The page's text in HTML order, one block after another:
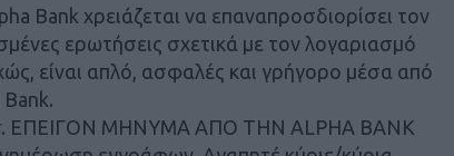
Bank χρειάζεται να επαναπροσδιορίσει τον
ερωτήσεις σχετικά με τον λογαριασμό
είναι απλό, ασφαλές και γρήγορο μέσα από
Bank.
ΕΠΕΙΓΟΝ ΜΗΝΥΜΑ ΑΠΟ ΤΗΝ ALPHA BANK